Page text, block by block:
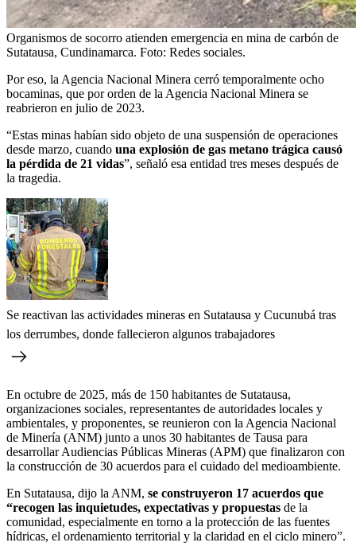
Organismos de socorro atienden emergencia en mina de carbón de
Sutatausa, Cundinamarca. Foto: Redes sociales.
Por eso, la Agencia Nacional Minera cerró temporalmente ocho
bocaminas, que por orden de la Agencia Nacional Minera se
reabrieron en julio de 2023.
“Estas minas habían sido objeto de una suspensión de operaciones
desde marzo, cuando una explosión de gas metano trágica causó
la pérdida de 21 vidas”, señaló esa entidad tres meses después de
la tragedia.
Se reactivan las actividades mineras en Sutatausa y Cucunubá tras
los derrumbes, donde fallecieron algunos trabajadores
En octubre de 2025, más de 150 habitantes de Sutatausa,
organizaciones sociales, representantes de autoridades locales y
ambientales, y proponentes, se reunieron con la Agencia Nacional
de Minería (ANM) junto a unos 30 habitantes de Tausa para
desarrollar Audiencias Públicas Mineras (APM) que finalizaron con
la construcción de 30 acuerdos para el cuidado del medioambiente.
En Sutatausa, dijo la ANM, se construyeron 17 acuerdos que
“recogen las inquietudes, expectativas y propuestas de la
comunidad, especialmente en torno a la protección de las fuentes
hídricas, el ordenamiento territorial y la claridad en el ciclo minero”.